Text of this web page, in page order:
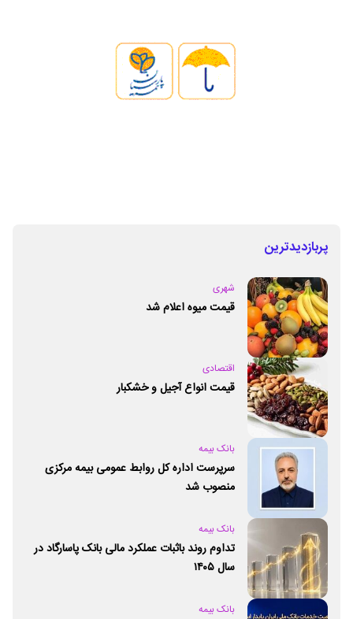
پربازدیدترین
شهری
قیمت میوه اعلام شد
اقتصادی
قیمت انواع آجیل و خشکبار
بانک بیمه
سرپرست اداره کل روابط عمومی بیمه مرکزی
منصوب شد
بانک بیمه
تداوم روند باثبات عملکرد مالی بانک پاسارگاد در
سال ۱۴۰۵
بانک بیمه